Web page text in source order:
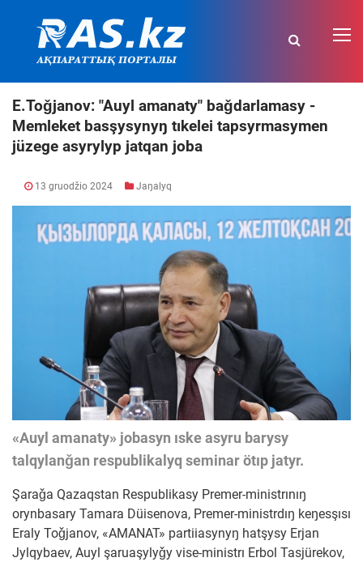
E.Toǧjanov: "Auyl amanaty" baǧdarlamasy -
Memleket basşysynyŋ tıkelei tapsyrmasymen
jüzege asyrylyp jatqan joba
13 gruodžio 2024 Jaŋalyq
«Auyl amanaty» jobasyn ıske asyru barysy
talqylanǧan respublikalyq seminar ötıp jatyr.
Şaraǧa Qazaqstan Respublikasy Premer-ministrınıŋ
orynbasary Tamara Düisenova, Premer-ministrdıŋ keŋesşısı
Eraly Toǧjanov, «AMANAT» partiiasynyŋ hatşysy Erjan
Jylqybaev, Auyl şaruaşylyǧy vise-ministrı Erbol Tasjürekov,